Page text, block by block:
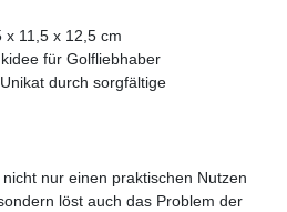
x 11,5 x 12,5 cm
für Golfliebhaber
durch sorgfältige
nur einen praktischen Nutzen
löst auch das Problem der